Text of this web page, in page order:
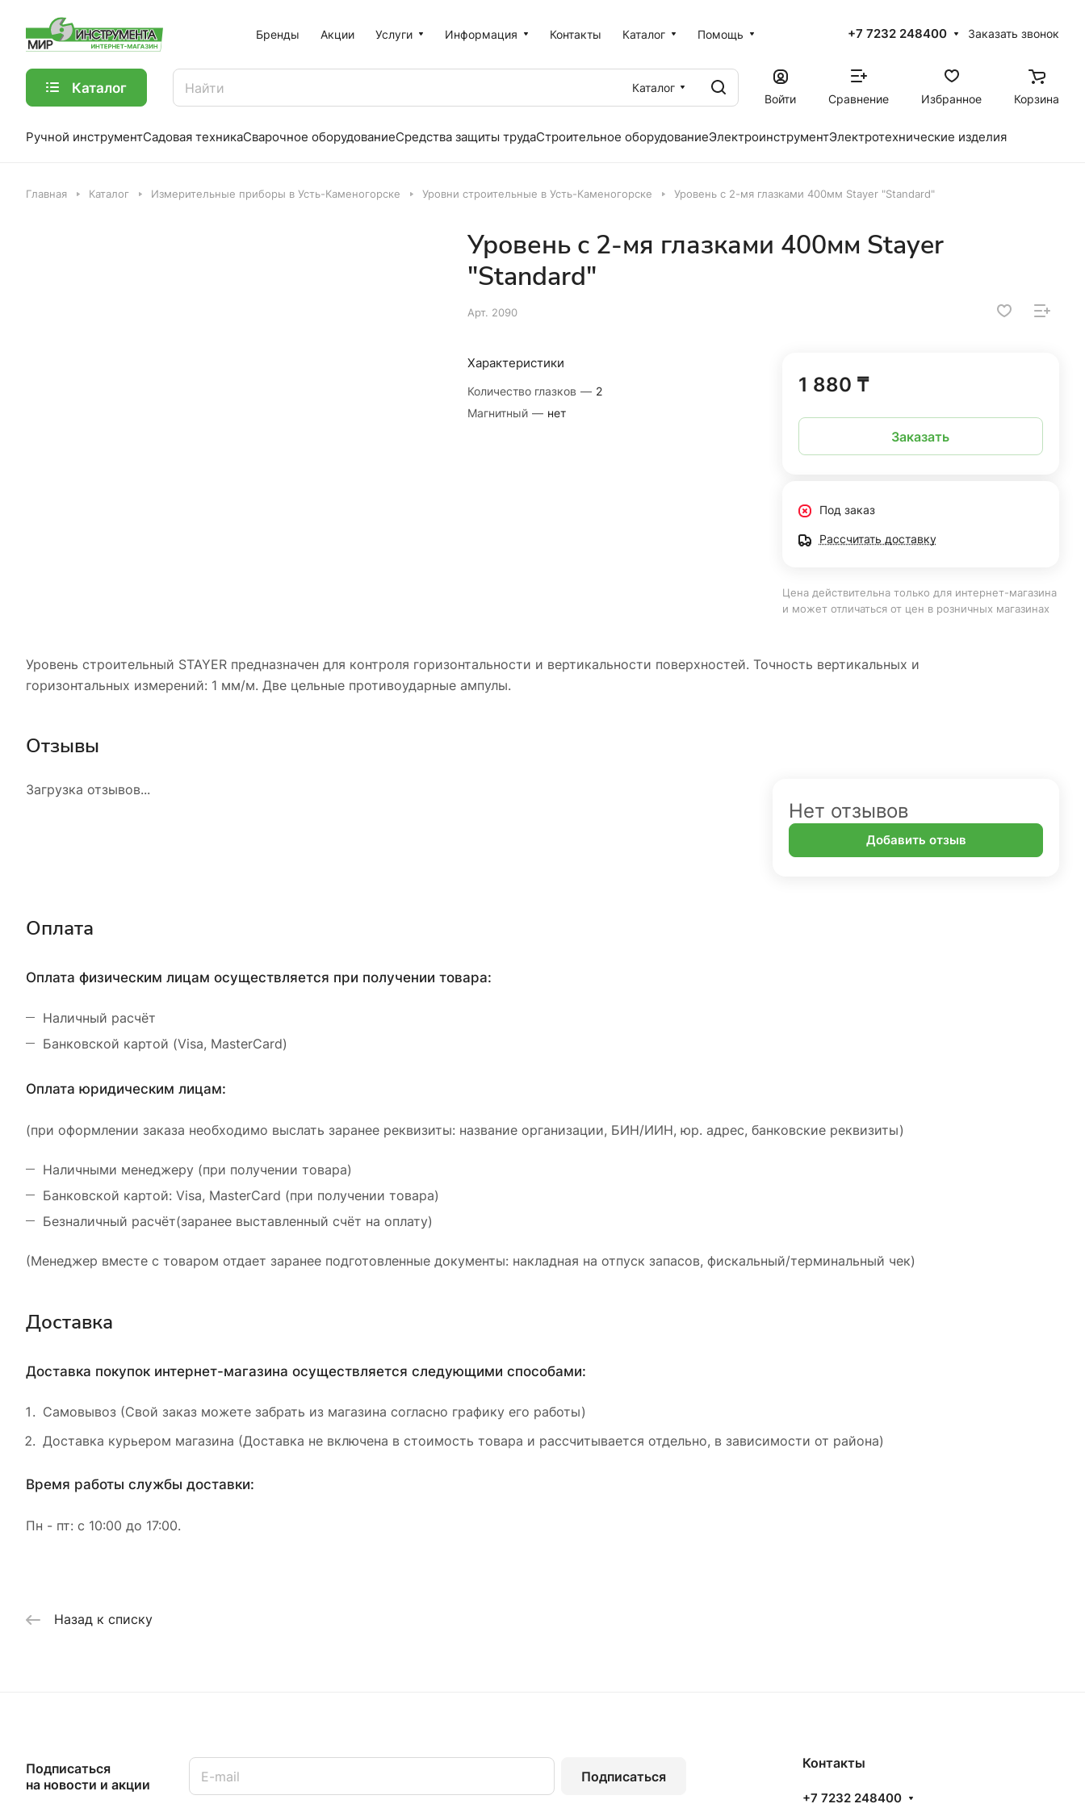
Бренды Акции Услуги Информация Контакты Каталог Помощь +7 7232 248400 Заказать звонок
Каталог
Каталог
Войти
Сравнение Избранное Корзина
Ручной инструментСадовая техникаСварочное оборудованиеСредства защиты трудаСтроительное оборудованиеЭлектроинструментЭлектротехнические изделия
Главная Каталог Измерительные приборы в Усть-Каменогорске Уровни строительные в Усть-Каменогорске Уровень с 2-мя глазками 400мм Stayer "Standard"
Уровень с 2-мя глазками 400мм Stayer
"Standard"
Арт. 2090
Характеристики
Количество глазков — 2
Магнитный — нет
1 880 ₸
Заказать
Под заказ
Рассчитать доставку
Цена действительна только для интернет-магазина
и может отличаться от цен в розничных магазинах
Уровень строительный STAYER предназначен для контроля горизонтальности и вертикальности поверхностей. Точность вертикальных и
горизонтальных измерений: 1 мм/м. Две цельные противоударные ампулы.
Отзывы
Загрузка отзывов...
Нет отзывов
Добавить отзыв
Оплата
Оплата физическим лицам осуществляется при получении товара:
Наличный расчёт
Банковской картой (Visa, MasterCard)
Оплата юридическим лицам:
(при оформлении заказа необходимо выслать заранее реквизиты: название организации, БИН/ИИН, юр. адрес, банковские реквизиты)
Наличными менеджеру (при получении товара)
Банковской картой: Visa, MasterCard (при получении товара)
Безналичный расчёт(заранее выставленный счёт на оплату)
(Менеджер вместе с товаром отдает заранее подготовленные документы: накладная на отпуск запасов, фискальный/терминальный чек)
Доставка
Доставка покупок интернет-магазина осуществляется следующими способами:
Самовывоз (Свой заказ можете забрать из магазина согласно графику его работы)
Доставка курьером магазина (Доставка не включена в стоимость товара и рассчитывается отдельно, в зависимости от района)
Время работы службы доставки:
Пн - пт: с 10:00 до 17:00.
Назад к списку
Подписаться
на новости и акции
Подписаться
Контакты
+7 7232 248400